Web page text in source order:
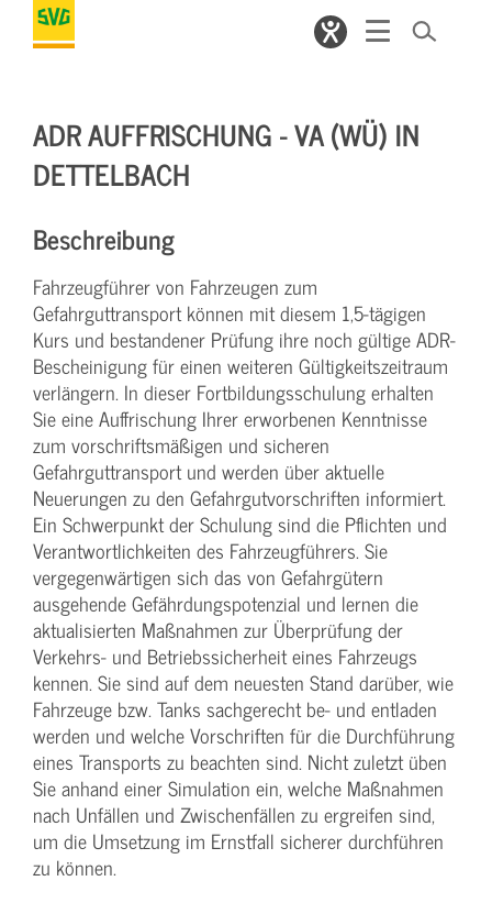
ADR AUFFRISCHUNG - VA (WÜ) IN
DETTELBACH
Beschreibung
Fahrzeugführer von Fahrzeugen zum
Gefahrguttransport können mit diesem 1,5-tägigen
Kurs und bestandener Prüfung ihre noch gültige ADR-
Bescheinigung für einen weiteren Gültigkeitszeitraum
verlängern. In dieser Fortbildungsschulung erhalten
Sie eine Auffrischung Ihrer erworbenen Kenntnisse
zum vorschriftsmäßigen und sicheren
Gefahrguttransport und werden über aktuelle
Neuerungen zu den Gefahrgutvorschriften informiert.
Ein Schwerpunkt der Schulung sind die Pflichten und
Verantwortlichkeiten des Fahrzeugführers. Sie
vergegenwärtigen sich das von Gefahrgütern
ausgehende Gefährdungspotenzial und lernen die
aktualisierten Maßnahmen zur Überprüfung der
Verkehrs- und Betriebssicherheit eines Fahrzeugs
kennen. Sie sind auf dem neuesten Stand darüber, wie
Fahrzeuge bzw. Tanks sachgerecht be- und entladen
werden und welche Vorschriften für die Durchführung
eines Transports zu beachten sind. Nicht zuletzt üben
Sie anhand einer Simulation ein, welche Maßnahmen
nach Unfällen und Zwischenfällen zu ergreifen sind,
um die Umsetzung im Ernstfall sicherer durchführen
zu können.